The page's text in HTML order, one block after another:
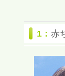
1： 赤